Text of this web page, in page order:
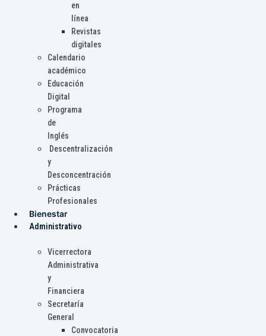
en
línea
Revistas
digitales
Calendario
académico
Educación
Digital
Programa
de
Inglés
Descentralización
y
Desconcentración
Prácticas
Profesionales
Bienestar
Administrativo
Vicerrectora
Administrativa
y
Financiera
Secretaría
General
Convocatoria